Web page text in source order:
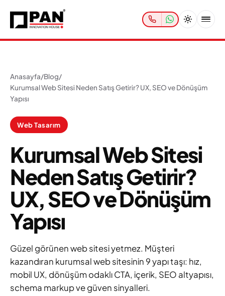
Anasayfa/Blog/
Kurumsal Web Sitesi Neden Satış Getirir? UX, SEO ve Dönüşüm
Yapısı
Web Tasarım
Kurumsal Web Sitesi
Neden Satış Getirir?
UX, SEO ve Dönüşüm
Yapısı
Güzel görünen web sitesi yetmez. Müşteri
kazandıran kurumsal web sitesinin 9 yapı taşı: hız,
mobil UX, dönüşüm odaklı CTA, içerik, SEO altyapısı,
schema markup ve güven sinyalleri.